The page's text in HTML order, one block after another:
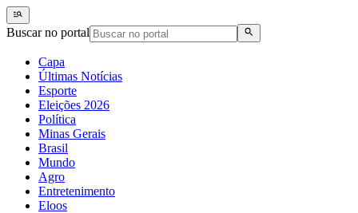
Buscar no portal
Capa
Últimas Notícias
Esporte
Eleições 2026
Política
Minas Gerais
Brasil
Mundo
Agro
Entretenimento
Eloos